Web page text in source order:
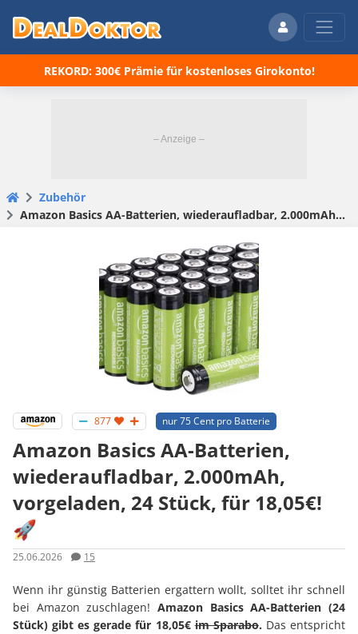
REKORD: 300€ Prämie für kostenloses Girokonto!
Zubehör
Amazon Basics AA-Batterien, wiederaufladbar, 2.000mAh, vorgeladen, 24 Stück, für 18,05€! 🚀
877 nur 75 Cent pro Batterie
Amazon Basics AA-Batterien,
wiederaufladbar, 2.000mAh,
vorgeladen, 24 Stück, für 18,05€!
🚀
25.06.2026 15
Wenn ihr günstig Batterien ergattern wollt, solltet ihr schnell
bei Amazon zuschlagen! Amazon Basics AA-Batterien (24
Stück) gibt es gerade für 18,05€im Sparabo. Das entspricht